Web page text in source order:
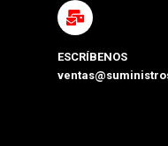
ESCRÍBENOS